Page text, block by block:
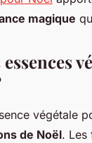
magique
essences
végétale
de Noël. Les